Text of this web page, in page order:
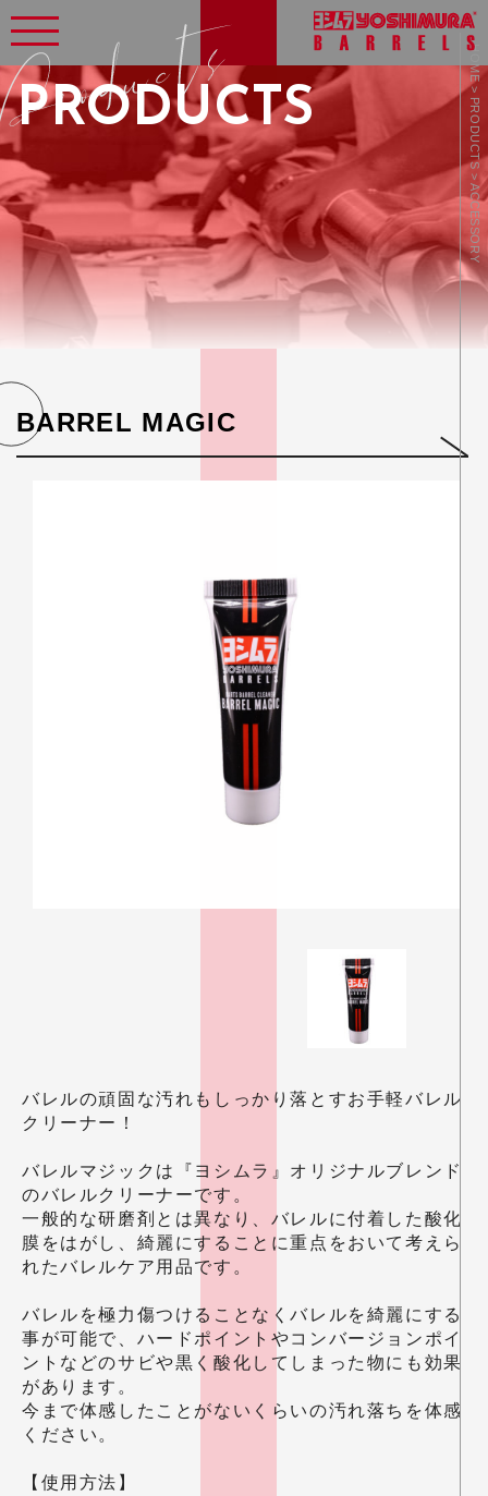
PRODUCTS
BARREL MAGIC
バレルの頑固な汚れもしっかり落とすお手軽バレル
クリーナー！
バレルマジックは『ヨシムラ』オリジナルブレンド
のバレルクリーナーです。
一般的な研磨剤とは異なり、バレルに付着した酸化
膜をはがし、綺麗にすることに重点をおいて考えら
れたバレルケア用品です。
バレルを極力傷つけることなくバレルを綺麗にする
事が可能で、ハードポイントやコンバージョンポイ
ントなどのサビや黒く酸化してしまった物にも効果
があります。
今まで体感したことがないくらいの汚れ落ちを体感
ください。
【使用方法】
HOME > PRODUCTS > ACCESSORY